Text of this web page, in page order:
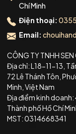
Chí Minh
Điện thoại:
Email:
CÔNG TY TNHH SEN
Địa chỉ: L18-11-13,
72 Lê Thánh Tôn,
Minh, Việt Nam
Địa điểm kinh doanh:
Thành phố Hồ Chí
MST: 0314668341